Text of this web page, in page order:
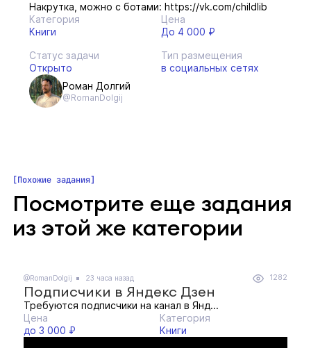
Накрутка, можно с ботами: https://vk.com/childlib
Категория
Книги
Цена
До 4 000 ₽
Статус задачи
Открыто
Тип размещения
в социальных сетях
Роман Долгий
@RomanDolgij
Похожие задания
Посмотрите еще задания
из этой же категории
@RomanDolgij 23 часа назад 1282
Подписчики в Яндекс Дзен
Требуются подписчики на канал в Янд...
Цена
до 3 000 ₽
Категория
Книги